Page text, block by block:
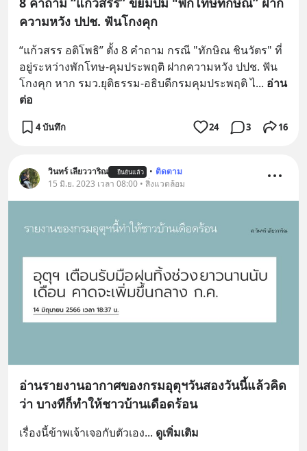
ความหวัง ปปช. ฟันโกงคุก
“แก้วสรร อติโพธิ” ตั้ง 8 คำถาม กรณี "ทักษิณ ชินวัตร" ที่
อยู่ระหว่างพักโทษ-คุมประพฤติ ฝากความหวัง ปปช. ฟัน
โกงคุก หาก รมว.ยุติธรรม-อธิบดีกรมคุมประพฤติ ไ... อ่าน
ต่อ
4 บันทึก 24 3 16
วินทร์ เลียววาริณ ยืนยันแล้ว • ติดตาม
15 มิ.ย. 2023 เวลา 08:00 • สิ่งแวดล้อม
อ่านรายงานอากาศของกรมอุตุฯวันสองวันนี้แล้วคิด
ว่า บางทีก็ทำให้ชาวบ้านเดือดร้อน
เรื่องนี้ข้าพเจ้าเจอกับตัวเอง... ดูเพิ่มเติม